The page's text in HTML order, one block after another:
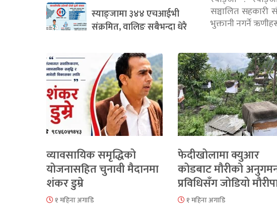
स्याङ्जामा ३४४ एचआईभी
संक्रमित, वालिङ सबैभन्दा धेरै
सञ्चालित
भुक्तानी नगर्ने
व्यावसायिक समृद्धिको
योजनासहित चुनावी मैदानमा
शंकर डुम्रे
१ महिना अगाडि
फेदीखोलामा क्युआर
कोडबाट मौरीको
प्रविधिसँग जोडियो
१ महिना अगाडि